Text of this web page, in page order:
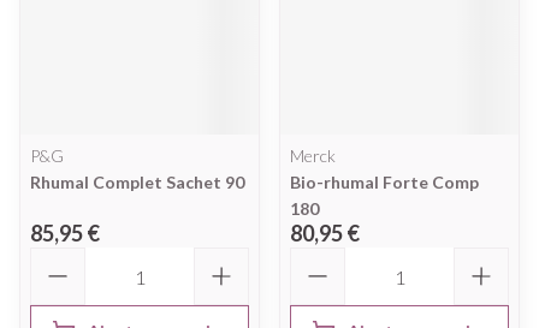
P&G
Rhumal Complet Sachet 90
85,95 €
Merck
Bio-rhumal Forte Comp
180
80,95 €